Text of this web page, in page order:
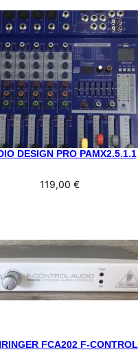
DESIGN PRO PAMX2.5.1.1
119,00 €
FCA202 F-CONTROL